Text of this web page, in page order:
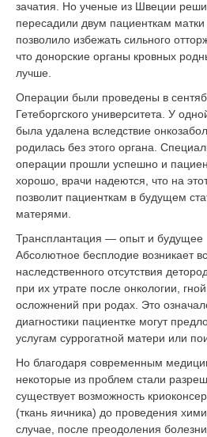
зачатия. Но ученые из Швеции
пересадили двум пациенткам
позволило избежать сильного
что донорские органы кровных
лучше.
Операции были проведены в
Гетеборгского университета. У
была удалена вследствие
родилась без этого органа.
операции прошли успешно и
хорошо, врачи надеются, что на
позволит пациенткам в будущем
матерями.
Трансплантация — опыт и будущее
Абсолютное бесплодие возникает
наследственного отсутствия
при их утрате после онкологии,
осложнений при родах. Это
диагностики пациентке могут
услугам суррогатной матери или
Но благодаря современным
некоторые из проблем стали
существует возможность
(ткань яичника) до проведения
случае, после преодоления